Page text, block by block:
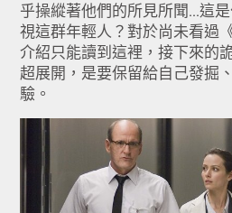
乎操縱著他們的所見所聞...這
視這群年輕人？對於尚未看過
介紹只能讀到這裡，接下來的
超展開，是要保留給自己發掘
驗。